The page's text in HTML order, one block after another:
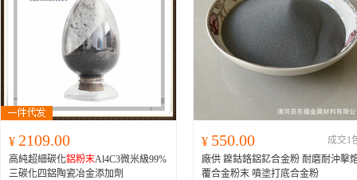
¥ 2109.00
高純超細碳化鋁粉末Al4C3微米級99%
三碳化四鋁陶瓷冶金添加劑
¥ 550.00
成交1
廠供 鎳鈷鉻鋁釔合金粉 耐磨耐沖擊
覆合金粉末 噴塗打底合金粉